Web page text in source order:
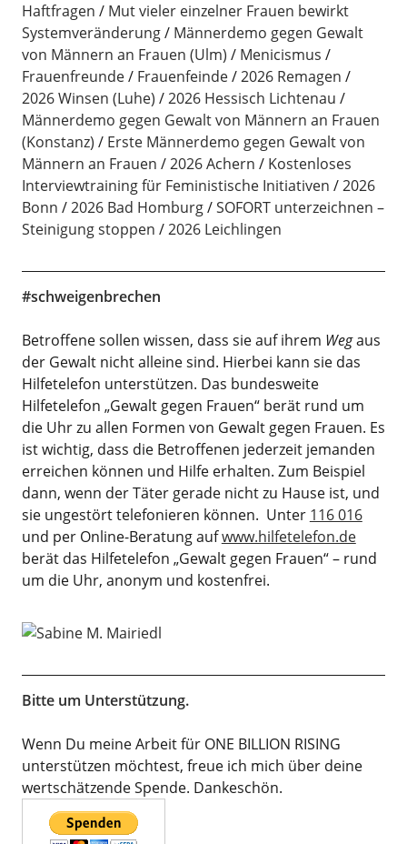
Haftfragen
Mut vieler einzelner Frauen bewirkt
Systemveränderung
Männerdemo gegen Gewalt
von Männern an Frauen (Ulm)
Menicismus
Frauenfreunde
Frauenfeinde
2026 Remagen
2026 Winsen (Luhe)
2026 Hessisch Lichtenau
Männerdemo gegen Gewalt von Männern an Frauen
(Konstanz)
Erste Männerdemo gegen Gewalt von
Männern an Frauen
2026 Achern
Kostenloses
Interviewtraining für Feministische Initiativen
2026
Bonn
2026 Bad Homburg
SOFORT unterzeichnen –
Steinigung stoppen
2026 Leichlingen
#schweigenbrechen
Betroffene sollen wissen, dass sie auf ihrem Wegaus
der Gewalt nicht alleine sind. Hierbei kann sie das
Hilfetelefon unterstützen. Das bundesweite
Hilfetelefon „Gewalt gegen Frauen“ berät rund um
die Uhr zu allen Formen von Gewalt gegen Frauen. Es
ist wichtig, dass die Betroffenen jederzeit jemanden
erreichen können und Hilfe erhalten. Zum Beispiel
dann, wenn der Täter gerade nicht zu Hause ist, und
sie ungestört telefonieren können. Unter 116 016
und per Online-Beratung aufwww.hilfetelefon.de
berät das Hilfetelefon „Gewalt gegen Frauen“ – rund
um die Uhr, anonym und kostenfrei.
Bitte um Unterstützung.
Wenn Du meine Arbeit für ONE BILLION RISING
unterstützen möchtest, freue ich mich über deine
wertschätzende Spende. Dankeschön.